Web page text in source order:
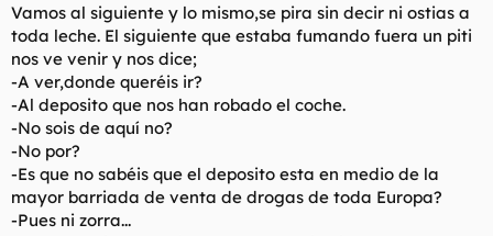
Vamos al siguiente y lo mismo,se pira sin decir ni ostias a
toda leche. El siguiente que estaba fumando fuera un piti
nos ve venir y nos dice;
-A ver,donde queréis ir?
-Al deposito que nos han robado el coche.
-No sois de aquí no?
-No por?
-Es que no sabéis que el deposito esta en medio de la
mayor barriada de venta de drogas de toda Europa?
-Pues ni zorra...